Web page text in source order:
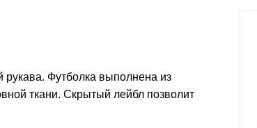
рукава. Футболка выполнена из
ткани. Скрытый лейбл позволит